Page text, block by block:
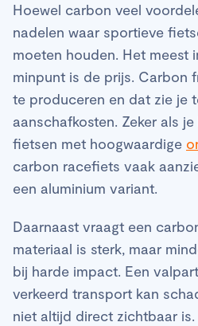
Hoewel carbon veel
nadelen waar sportieve
moeten houden. Het meest
minpunt is de prijs. Carbon
te produceren en dat zie je
aanschafkosten. Zeker als
fietsen met hoogwaardige
carbon racefiets vaak
een aluminium variant.
Daarnaast vraagt een
materiaal is sterk, maar
bij harde impact. Een
verkeerd transport kan
niet altijd direct zichtbaar